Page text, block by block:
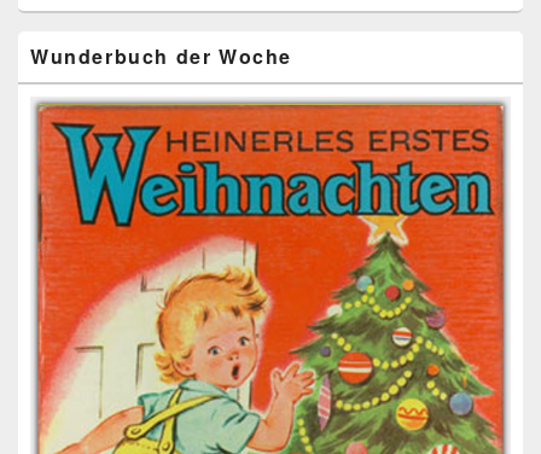
Wunderbuch der Woche